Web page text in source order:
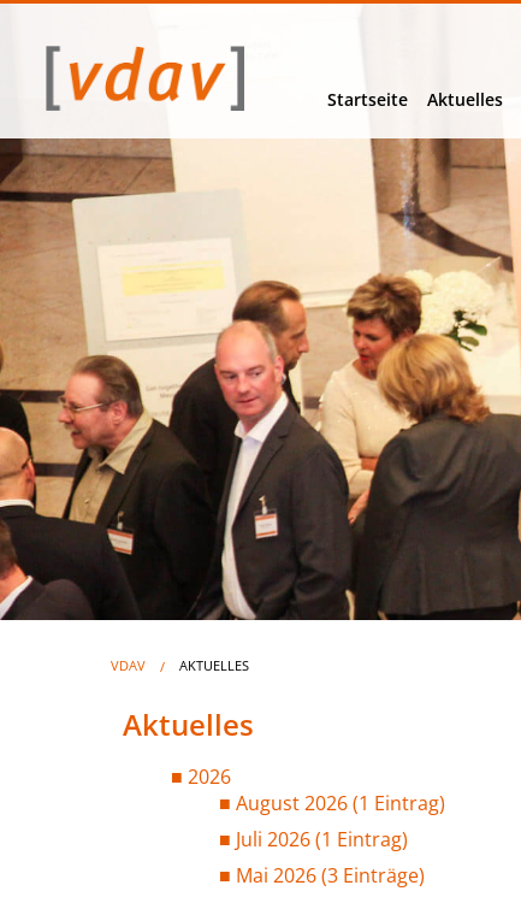
Startseite Aktuelles
VDAV AKTUELLES
Aktuelles
2026
August 2026 (1 Eintrag)
Juli 2026 (1 Eintrag)
Mai 2026 (3 Einträge)